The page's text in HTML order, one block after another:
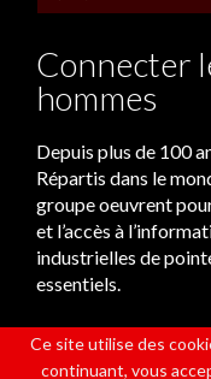
Ce site utilise des
continuant, vous
Connecter
hommes
Depuis plus de 100
Répartis dans le
groupe oeuvrent
et l’accès à
industrielles de
essentiels.